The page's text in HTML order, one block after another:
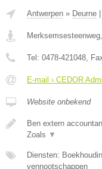
Antwerpen » Deurne
Tel: 0478-421048 ,
E-mail › CEDOR
Website onbekend
Ben extern
Zoals ▼
Diensten:
vennootschappen